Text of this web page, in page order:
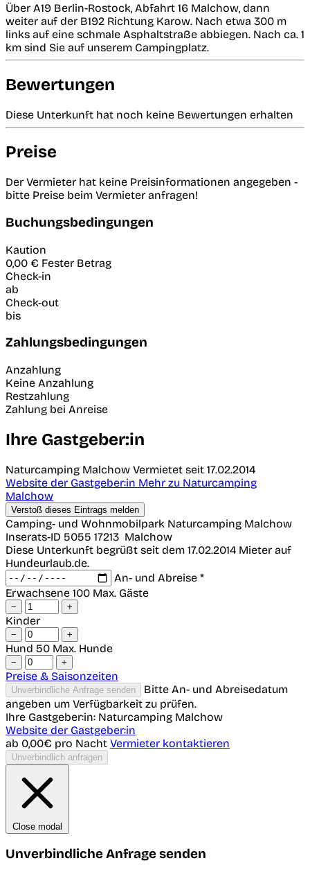
Über A19 Berlin-Rostock, Abfahrt 16 Malchow, dann
weiter auf der B192 Richtung Karow. Nach etwa 300 m
links auf eine schmale Asphaltstraße abbiegen. Nach ca. 1
km sind Sie auf unserem Campingplatz.
Bewertungen
Diese Unterkunft hat noch keine Bewertungen erhalten
Preise
Der Vermieter hat keine Preisinformationen angegeben -
bitte Preise beim Vermieter anfragen!
Buchungsbedingungen
Kaution
0,00 € Fester Betrag
Check-in
ab
Check-out
bis
Zahlungsbedingungen
Anzahlung
Keine Anzahlung
Restzahlung
Zahlung bei Anreise
Ihre Gastgeber:in
Naturcamping Malchow Vermietet seit 17.02.2014
Website der Gastgeber:in Mehr zu Naturcamping
Malchow
Verstoß dieses Eintrags melden
Camping- und Wohnmobilpark Naturcamping Malchow
Inserats-ID 5055 17213 Malchow
Diese Unterkunft begrüßt seit dem 17.02.2014 Mieter auf
Hundeurlaub.de.
An- und Abreise *
Erwachsene 100 Max. Gäste
− +
Kinder
− +
Hund 50 Max. Hunde
− +
Preise & Saisonzeiten
Unverbindliche Anfrage senden
Bitte An- und Abreisedatum
angeben um Verfügbarkeit zu prüfen.
Ihre Gastgeber:in: Naturcamping Malchow
Website der Gastgeber:in
ab 0,00€ pro Nacht Vermieter kontaktieren
Unverbindlich anfragen
Close modal
Unverbindliche Anfrage senden